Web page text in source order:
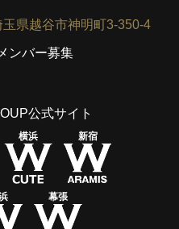
玉県越谷市神明町3-350-4
メンバー募集
公式サイト
横浜 新宿
幕張